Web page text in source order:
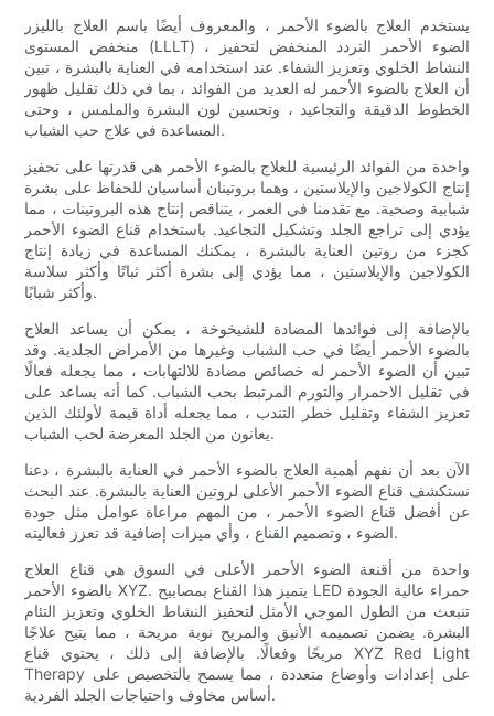
يستخدم العلاج بالضوء الأحمر ، والمعروف أيضًا باسم العلاج بالليزر
منخفض المستوى (LLLT) ، الضوء الأحمر التردد المنخفض لتحفيز
النشاط الخلوي وتعزيز الشفاء. عند استخدامه في العناية بالبشرة ، تبين
أن العلاج بالضوء الأحمر له العديد من الفوائد ، بما في ذلك تقليل ظهور
الخطوط الدقيقة والتجاعيد ، وتحسين لون البشرة والملمس ، وحتى
المساعدة في علاج حب الشباب.
واحدة من الفوائد الرئيسية للعلاج بالضوء الأحمر هي قدرتها على تحفيز
إنتاج الكولاجين والإيلاستين ، وهما بروتينان أساسيان للحفاظ على بشرة
شبابية وصحية. مع تقدمنا ​​في العمر ، يتناقص إنتاج هذه البروتينات ، مما
يؤدي إلى تراجع الجلد وتشكيل التجاعيد. باستخدام قناع الضوء الأحمر
كجزء من روتين العناية بالبشرة ، يمكنك المساعدة في زيادة إنتاج
الكولاجين والإيلاستين ، مما يؤدي إلى بشرة أكثر ثباتًا وأكثر سلاسة
وأكثر شبابًا.
بالإضافة إلى فوائدها المضادة للشيخوخة ، يمكن أن يساعد العلاج
بالضوء الأحمر أيضًا في حب الشباب وغيرها من الأمراض الجلدية. وقد
تبين أن الضوء الأحمر له خصائص مضادة للالتهابات ، مما يجعله فعالًا
في تقليل الاحمرار والتورم المرتبط بحب الشباب. كما أنه يساعد على
تعزيز الشفاء وتقليل خطر التندب ، مما يجعله أداة قيمة لأولئك الذين
يعانون من الجلد المعرضة لحب الشباب.
الآن بعد أن نفهم أهمية العلاج بالضوء الأحمر في العناية بالبشرة ، دعنا
نستكشف قناع الضوء الأحمر الأعلى لروتين العناية بالبشرة. عند البحث
عن أفضل قناع الضوء الأحمر ، من المهم مراعاة عوامل مثل جودة
الضوء ، وتصميم القناع ، وأي ميزات إضافية قد تعزز فعاليته.
واحدة من أقنعة الضوء الأحمر الأعلى في السوق هي قناع العلاج
بالضوء الأحمر XYZ. يتميز هذا القناع بمصابيح LED حمراء عالية الجودة
تنبعث من الطول الموجي الأمثل لتحفيز النشاط الخلوي وتعزيز التئام
البشرة. يضمن تصميمه الأنيق والمريح نوبة مريحة ، مما يتيح علاجًا
مريحًا وفعالًا. بالإضافة إلى ذلك ، يحتوي قناع XYZ Red Light
Therapy على إعدادات وأوضاع متعددة ، مما يسمح بالتخصيص على
أساس مخاوف واحتياجات الجلد الفردية.